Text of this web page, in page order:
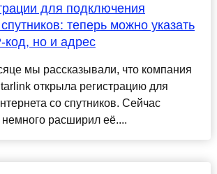
для подключения
теперь можно указать
код, но и адрес
мы рассказывали, что компания
открыла регистрацию для
со спутников. Сейчас
немного расширил её....